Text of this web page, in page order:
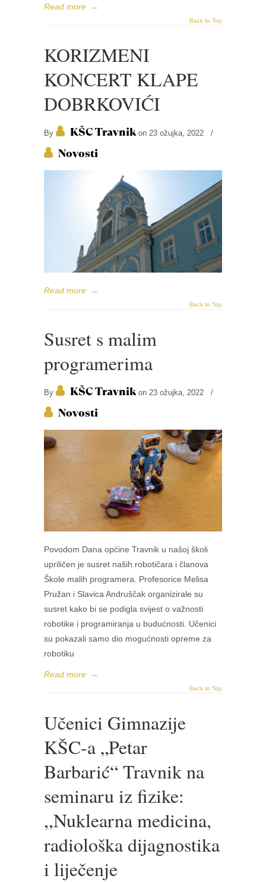
Read more →
Back to Top
KORIZMENI
KONCERT KLAPE
DOBRKOVIĆI
By KŠC Travnikon 23 ožujka, 2022 /
Novosti
Read more →
Back to Top
Susret s malim
programerima
By KŠC Travnik on 23 ožujka, 2022 /
Novosti
Povodom Dana općine Travnik u našoj školi
upriličen je susret naših robotičara i članova
Škole malih programera. Profesorice Melisa
Pružan i Slavica Andruščak organizirale su
susret kako bi se podigla svijest o važnosti
robotike i programiranja u budućnosti. Učenici
su pokazali samo dio mogućnosti opreme za
robotiku
Read more →
Back to Top
Učenici Gimnazije
KŠC-a „Petar
Barbarić“ Travnik na
seminaru iz fizike:
,,Nuklearna medicina,
radiološka dijagnostika
i liječenje